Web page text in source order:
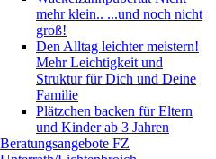
mehr klein.. ...und noch nicht
groß!
Den Alltag leichter meistern!
Mehr Leichtigkeit und
Struktur für Dich und Deine
Familie
Plätzchen backen für Eltern
und Kinder ab 3 Jahren
Beratungsangebote FZ